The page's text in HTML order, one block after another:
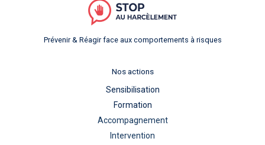
Prévenir & Réagir face aux comportements à risques
Nos actions
Sensibilisation
Formation
Accompagnement
Intervention